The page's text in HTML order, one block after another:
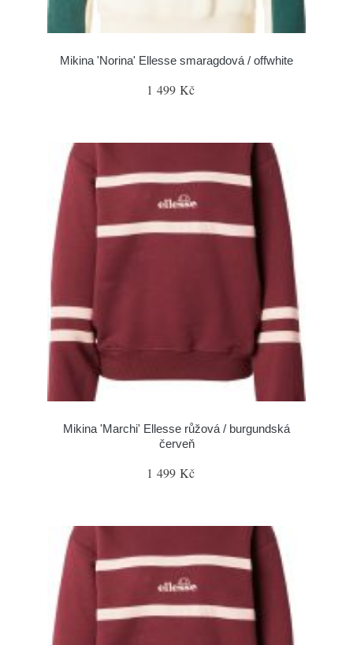
Mikina 'Norina' Ellesse smaragdová / offwhite
1 499 Kč
Mikina 'Marchi' Ellesse růžová / burgundská
červeň
1 499 Kč